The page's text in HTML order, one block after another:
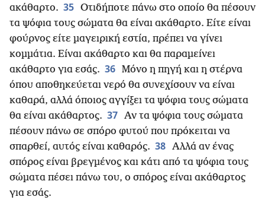
ακάθαρτο. 35 Οτιδήποτε πάνω στο οποίο θα πέσουν
τα ψόφια τους σώματα θα είναι ακάθαρτο. Είτε είναι
φούρνος είτε μαγειρική εστία, πρέπει να γίνει
κομμάτια. Είναι ακάθαρτο και θα παραμείνει
ακάθαρτο για εσάς. 36 Μόνο η πηγή και η στέρνα
όπου αποθηκεύεται νερό θα συνεχίσουν να είναι
καθαρά, αλλά όποιος αγγίξει τα ψόφια τους σώματα
θα είναι ακάθαρτος. 37 Αν τα ψόφια τους σώματα
πέσουν πάνω σε σπόρο φυτού που πρόκειται να
σπαρθεί, αυτός είναι καθαρός. 38 Αλλά αν ένας
σπόρος είναι βρεγμένος και κάτι από τα ψόφια τους
σώματα πέσει πάνω του, ο σπόρος είναι ακάθαρτος
για εσάς.